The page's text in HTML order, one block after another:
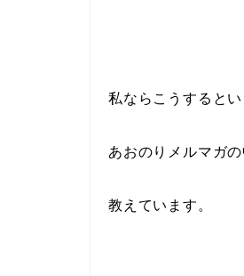
私ならこうすると
あおのりメルマガ
教えています。